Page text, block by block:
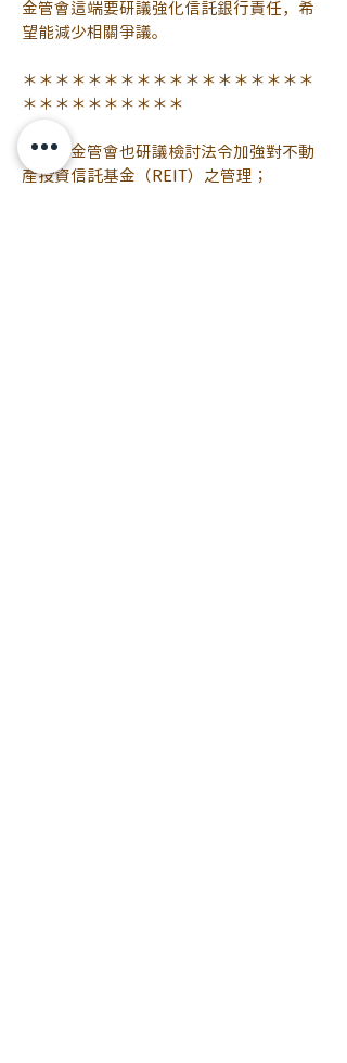
金管會這端要研議強化信託銀行責任，希
望能減少相關爭議。
＊＊＊＊＊＊＊＊＊＊＊＊＊＊＊＊＊＊
＊＊＊＊＊＊＊＊＊＊
此外，金管會也研議檢討法令加強對不動
產投資信託基金（REIT）之管理；